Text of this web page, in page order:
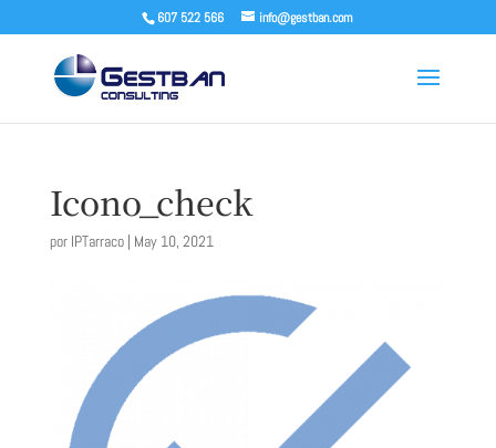
607 522 566 info@gestban.com
Icono_check
por IPTarraco| May 10, 2021